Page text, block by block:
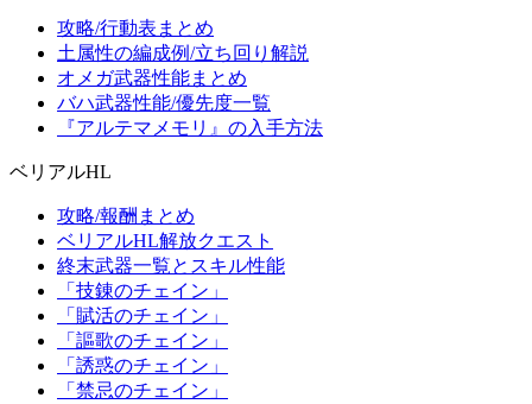
攻略/行動表まとめ
土属性の編成例/立ち回り解説
オメガ武器性能まとめ
バハ武器性能/優先度一覧
『アルテマメモリ』の入手方法
ベリアルHL
攻略/報酬まとめ
ベリアルHL解放クエスト
終末武器一覧とスキル性能
「技錬のチェイン」
「賦活のチェイン」
「謳歌のチェイン」
「誘惑のチェイン」
「禁忌のチェイン」